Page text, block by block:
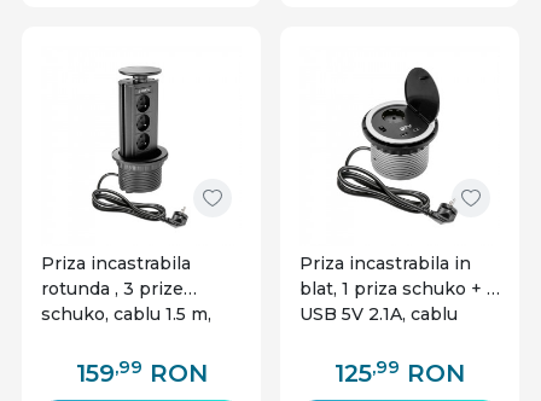
Priza incastrabila
rotunda , 3 prize
schuko, cablu 1.5 m,
159,99 RON
Priza incastrabila in
blat, 1 priza schuko + 2
USB 5V 2.1A, cablu
GTV125,99 RON